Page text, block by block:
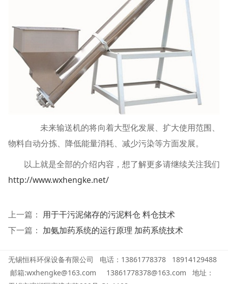
未来输送机的将向着大型化发展、扩大使用范围、
物料自动分拣、降低能量消耗、减少污染等方面发展。
以上就是全部的介绍内容，想了解更多请继续关注我们
http://www.wxhengke.net/
上一篇： 用于干污泥储存的污泥料仓 料仓技术
下一篇： 加氨加药系统的运行原理 加药系统技术
无锡恒科环保设备有限公司 电话：13861778378 18914129488
邮箱:wxhengke@163.com 13861778378@163.com 地址：